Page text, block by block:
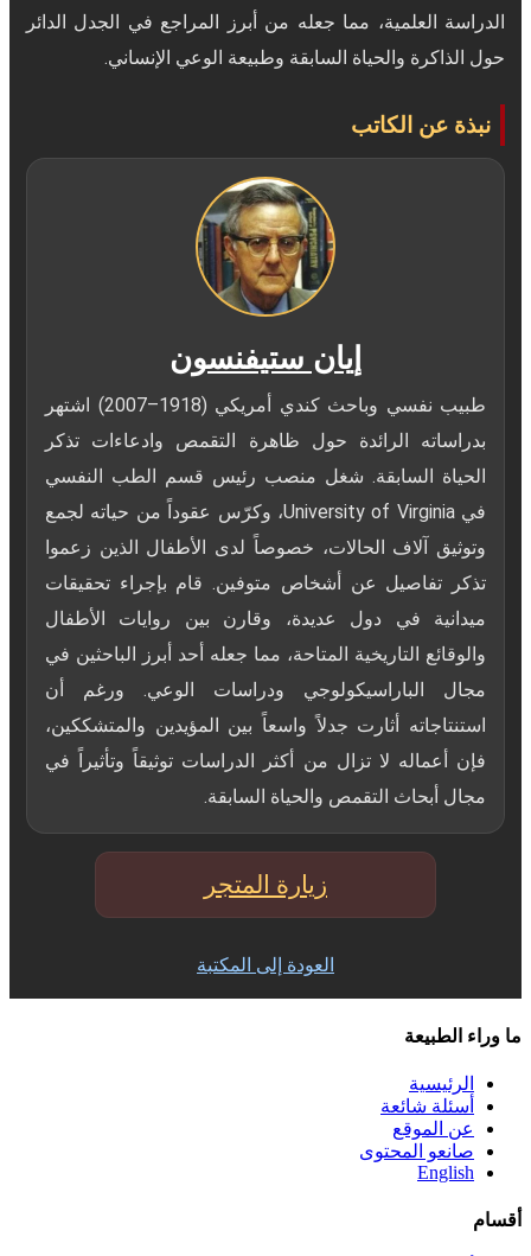
الدراسة العلمية، مما جعله من أبرز المراجع في الجدل الدائر
حول الذاكرة والحياة السابقة وطبيعة الوعي الإنساني.
نبذة عن الكاتب
إيان ستيفنسون
طبيب نفسي وباحث كندي أمريكي (1918–2007) اشتهر
بدراساته الرائدة حول ظاهرة التقمص وادعاءات تذكر
الحياة السابقة. شغل منصب رئيس قسم الطب النفسي
في University of Virginia، وكرّس عقوداً من حياته لجمع
وتوثيق آلاف الحالات، خصوصاً لدى الأطفال الذين زعموا
تذكر تفاصيل عن أشخاص متوفين. قام بإجراء تحقيقات
ميدانية في دول عديدة، وقارن بين روايات الأطفال
والوقائع التاريخية المتاحة، مما جعله أحد أبرز الباحثين في
مجال الباراسيكولوجي ودراسات الوعي. ورغم أن
استنتاجاته أثارت جدلاً واسعاً بين المؤيدين والمتشككين،
فإن أعماله لا تزال من أكثر الدراسات توثيقاً وتأثيراً في
مجال أبحاث التقمص والحياة السابقة.
زيارة المتجر
العودة إلى المكتبة
ما وراء الطبيعة
الرئيسية
أسئلة شائعة
عن الموقع
صانعو المحتوى
English
أقسام